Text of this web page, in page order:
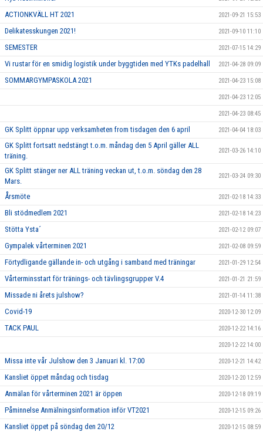
ACTIONKVÄLL HT 2021 2021-09-21 15:53
Delikatesskungen 2021! 2021-09-10 11:10
SEMESTER 2021-07-15 14:29
Vi rustar för en smidig logistik under byggtiden med YTKs padelhall 2021-04-28 09:09
SOMMARGYMPASKOLA 2021 2021-04-23 15:08
2021-04-23 12:05
2021-04-23 08:45
GK Splitt öppnar upp verksamheten from tisdagen den 6 april 2021-04-04 18:03
GK Splitt fortsatt nedstängt t.o.m. måndag den 5 April gäller ALL
träning.
2021-03-26 14:10
GK Splitt stänger ner ALL träning veckan ut, t.o.m. söndag den 28
Mars.
2021-03-24 09:30
Årsmöte 2021-02-18 14:33
Bli stödmedlem 2021 2021-02-18 14:23
Stötta Ysta´ 2021-02-12 09:07
Gympalek vårterminen 2021 2021-02-08 09:59
Förtydligande gällande in- och utgång i samband med träningar 2021-01-29 12:54
Vårterminsstart för tränings- och tävlingsgrupper V.4 2021-01-21 21:59
Missade ni årets julshow? 2021-01-14 11:38
Covid-19 2020-12-30 12:09
TACK PAUL 2020-12-22 14:16
2020-12-22 14:00
Missa inte vår Julshow den 3 Januari kl. 17:00 2020-12-21 14:42
Kansliet öppet måndag och tisdag 2020-12-20 12:59
Anmälan för vårterminen 2021 är öppen 2020-12-18 09:19
Påminnelse Anmälningsinformation inför VT2021 2020-12-15 09:26
Kansliet öppet på söndag den 20/12 2020-12-15 08:59